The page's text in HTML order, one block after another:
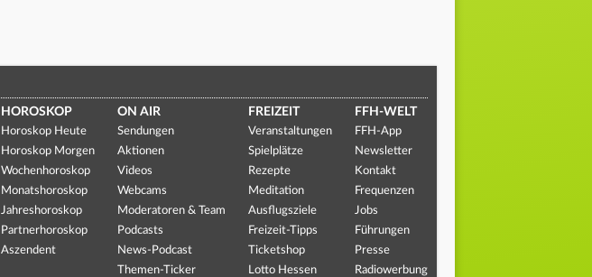
HOROSKOP
Horoskop Heute
Horoskop Morgen
Wochenhoroskop
Monatshoroskop
Jahreshoroskop
Partnerhoroskop
Aszendent
ON AIR
Sendungen
Aktionen
Videos
Webcams
Moderatoren & Team
Podcasts
News-Podcast
Themen-Ticker
FREIZEIT
Veranstaltungen
Spielplätze
Rezepte
Meditation
Ausflugsziele
Freizeit-Tipps
Ticketshop
Lotto Hessen
FFH-WELT
FFH-App
Newsletter
Kontakt
Frequenzen
Jobs
Führungen
Presse
Radiowerbung